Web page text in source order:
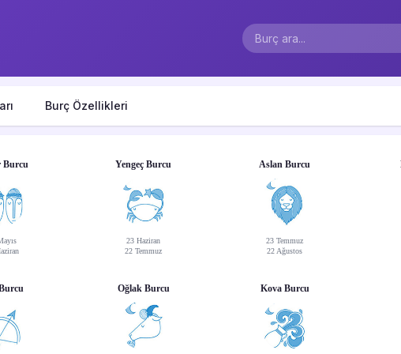
Burç Özellikleri
Burcu Yengeç Burcu
23 Haziran
22 Temmuz
Aslan Burcu
23 Temmuz
22 Ağustos
Oğlak Burcu Kova Burcu